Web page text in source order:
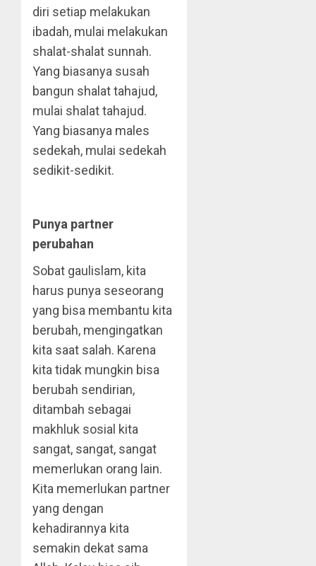
diri setiap melakukan
ibadah, mulai melakukan
shalat-shalat sunnah.
Yang biasanya susah
bangun shalat tahajud,
mulai shalat tahajud.
Yang biasanya males
sedekah, mulai sedekah
sedikit-sedikit.
Punya partner
perubahan
Sobat gaulislam, kita
harus punya seseorang
yang bisa membantu kita
berubah, mengingatkan
kita saat salah. Karena
kita tidak mungkin bisa
berubah sendirian,
ditambah sebagai
makhluk sosial kita
sangat, sangat, sangat
memerlukan orang lain.
Kita memerlukan partner
yang dengan
kehadirannya kita
semakin dekat sama